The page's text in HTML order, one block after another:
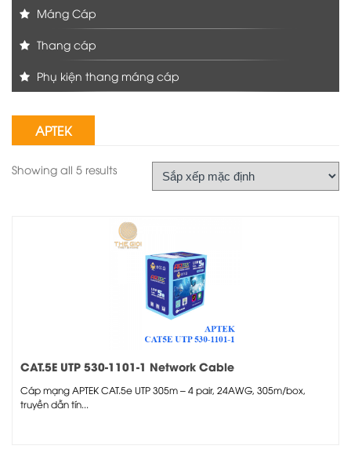
Máng Cáp
Thang cáp
Phụ kiện thang máng cáp
APTEK
Showing all 5 results
CAT.5E UTP 530-1101-1 Network Cable
Cáp mạng APTEK CAT.5e UTP 305m – 4 pair, 24AWG, 305m/box,
truyền dẫn tín...